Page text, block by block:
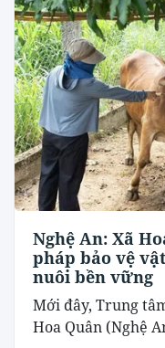
Nghệ An: Xã
pháp bảo vệ
nuôi bền vững
Mới đây, Trung
Hoa Quân (Nghệ